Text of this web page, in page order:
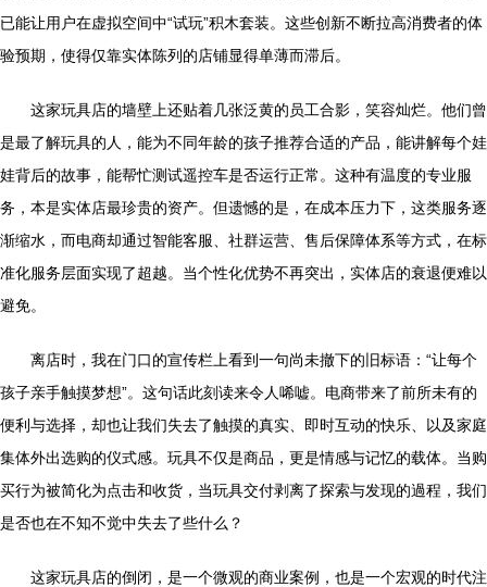
已能让用户在虚拟空间中“试玩”积木套装。这些创新不断拉高消费者的体
验预期，使得仅靠实体陈列的店铺显得单薄而滞后。
这家玩具店的墙壁上还贴着几张泛黄的员工合影，笑容灿烂。他们曾
是最了解玩具的人，能为不同年龄的孩子推荐合适的产品，能讲解每个娃
娃背后的故事，能帮忙测试遥控车是否运行正常。这种有温度的专业服
务，本是实体店最珍贵的资产。但遗憾的是，在成本压力下，这类服务逐
渐缩水，而电商却通过智能客服、社群运营、售后保障体系等方式，在标
准化服务层面实现了超越。当个性化优势不再突出，实体店的衰退便难以
避免。
离店时，我在门口的宣传栏上看到一句尚未撤下的旧标语：“让每个
孩子亲手触摸梦想”。这句话此刻读来令人唏嘘。电商带来了前所未有的
便利与选择，却也让我们失去了触摸的真实、即时互动的快乐、以及家庭
集体外出选购的仪式感。玩具不仅是商品，更是情感与记忆的载体。当购
买行为被简化为点击和收货，当玩具交付剥离了探索与发现的過程，我们
是否也在不知不觉中失去了些什么？
这家玩具店的倒闭，是一个微观的商业案例，也是一个宏观的时代注